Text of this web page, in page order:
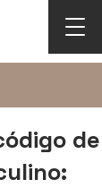
de